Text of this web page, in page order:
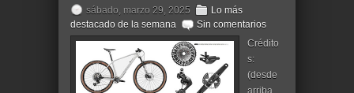
sábado, marzo 29, 2025
Lo más
destacado de la semana
Sin comentarios
Crédito
s:
(desde
arriba